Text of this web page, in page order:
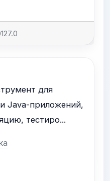
для
Java-приложений,
тестиро...